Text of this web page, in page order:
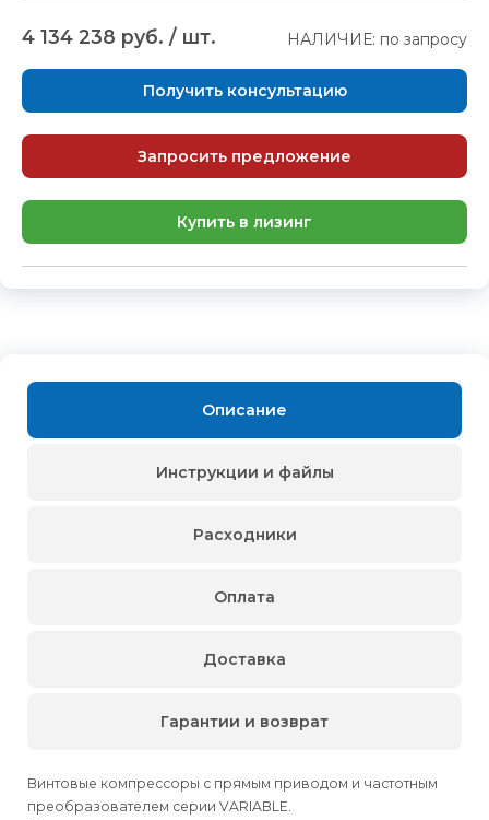
4 134 238 руб. / шт. НАЛИЧИЕ: по запросу
Получить консультацию
Запросить предложение
Купить в лизинг
Описание
Винтовые компрессоры с прямым приводом и частотным
преобразователем серии VARIABLE.
Инструкции и файлы
Расходники
Оплата
Доставка
Гарантии и возврат